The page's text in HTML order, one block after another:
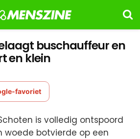
buschauffeur en
en klein
favoriet
is volledig ontspoord
woede botvierde op een